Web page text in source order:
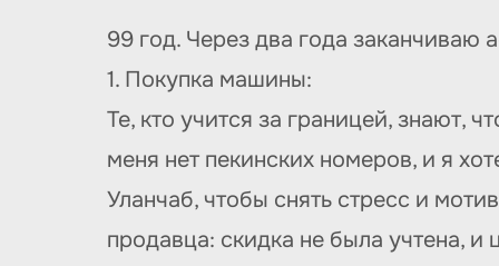
99 год. Через два года заканчиваю
1. Покупка машины:
Те, кто учится за границей, знают,
меня нет пекинских номеров, и я
Уланчаб, чтобы снять стресс и
продавца: скидка не была учтена,